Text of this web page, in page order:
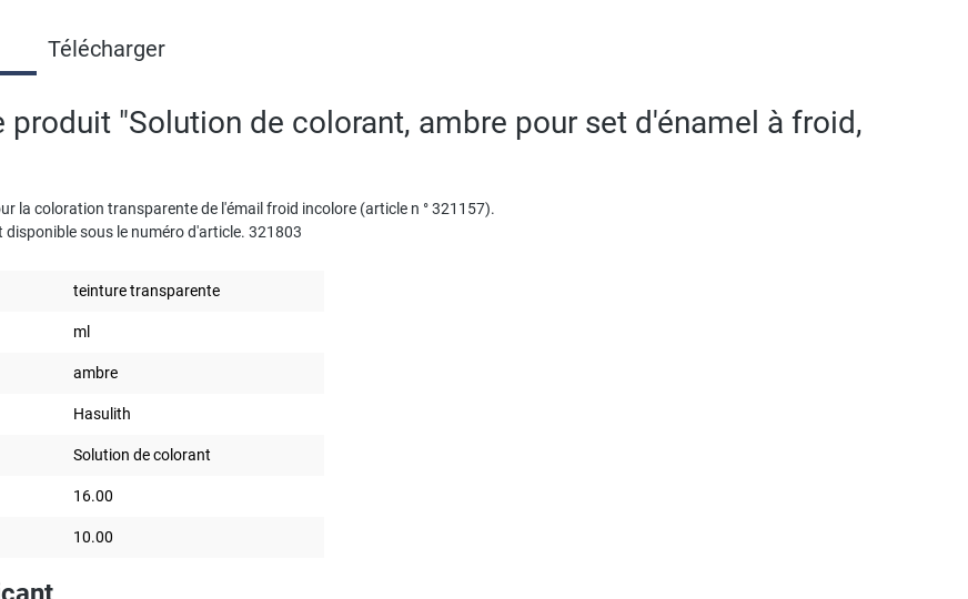
Télécharger
"Solution de colorant, ambre pour set d'énamel à froid,
la coloration transparente de l'émail froid incolore (article n ° 321157).
disponible sous le numéro d'article. 321803
teinture transparente
ml
ambre
Hasulith
Solution de colorant
16.00
10.00